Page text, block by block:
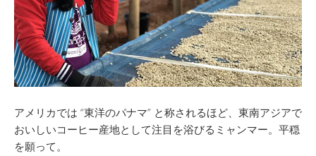
アメリカでは “東洋のパナマ” と称されるほど、東南アジアで
おいしいコーヒー産地として注目を浴びるミャンマー。平穏
を願って。